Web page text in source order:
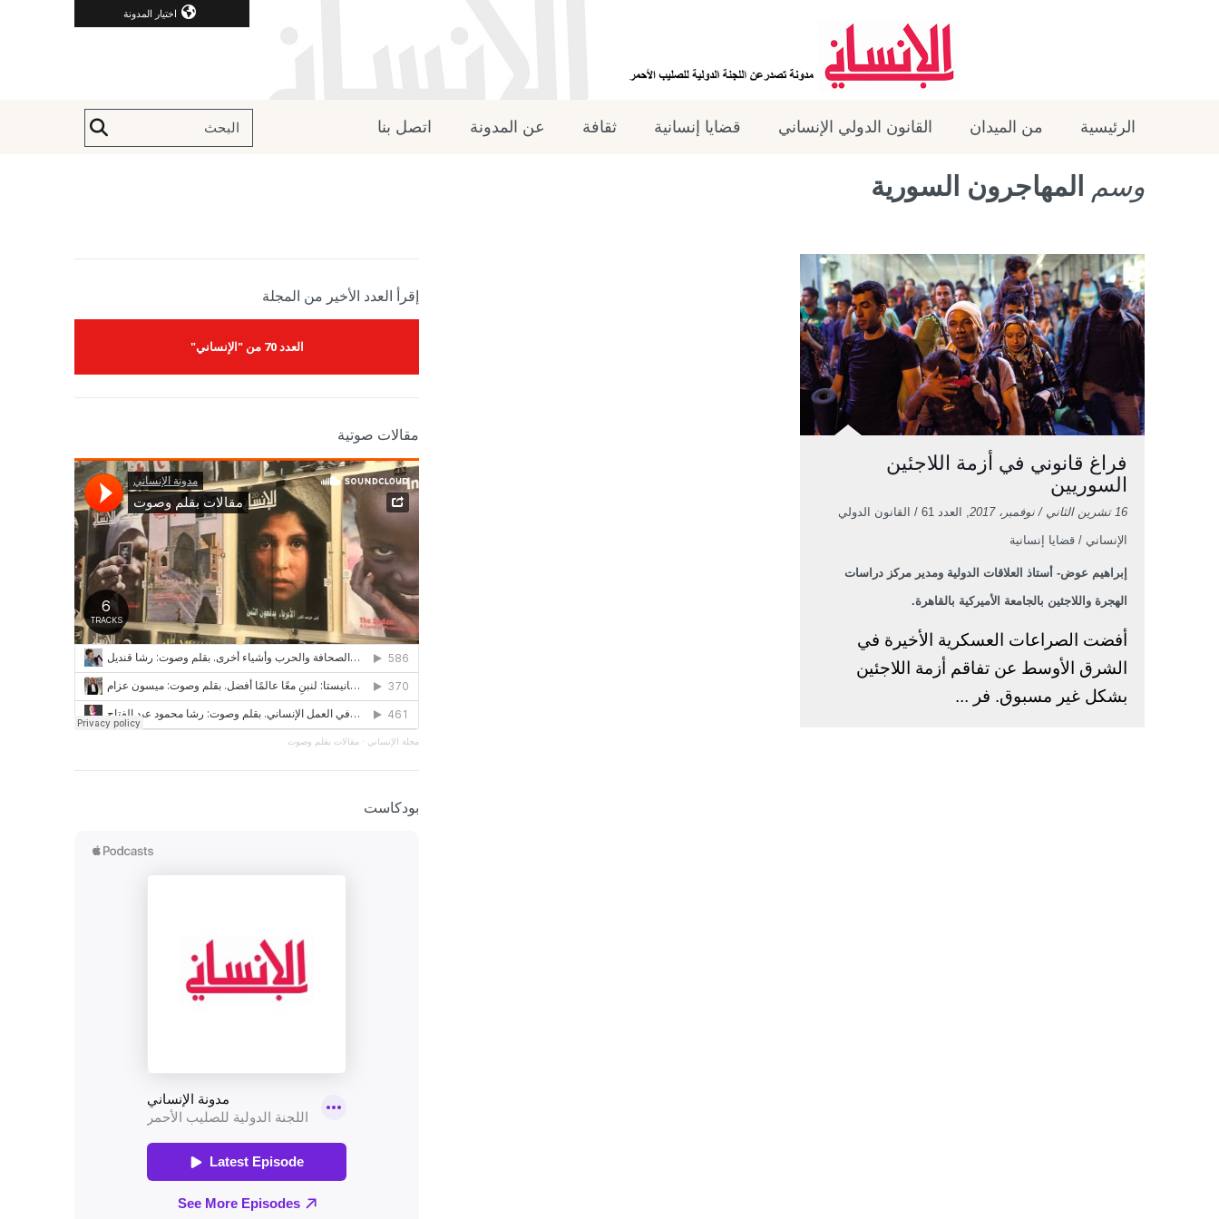
اختيار المدونة
الرئيسية من الميدان القانون الدولي الإنساني قضايا إنسانية ثقافة عن المدونة اتصل بنا
وسم المهاجرون السورية
فراغ قانوني في أزمة اللاجئين
السوريين
16 تشرين الثاني / نوفمبر، 2017 , العدد 61 / القانون الدولي
الإنساني / قضايا إنسانية
إبراهيم عوض- أستاذ العلاقات الدولية ومدير مركز دراسات
الهجرة واللاجئين بالجامعة الأميركية بالقاهرة.
أفضت الصراعات العسكرية الأخيرة في
الشرق الأوسط عن تفاقم أزمة اللاجئين
بشكل غير مسبوق. فر ...
إقرأ العدد الأخير من المجلة
العدد 70 من "الإنساني"
مقالات صوتية
مجلة الإنساني · مقالات بقلم وصوت
بودكاست